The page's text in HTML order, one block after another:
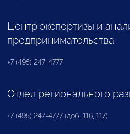
Центр экспертизы и
предпринимательства
+7 (495) 247-4777
Отдел регионального
+7 (495) 247-4777 (доб. 116, 117)